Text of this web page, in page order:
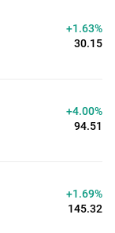
+1.67%
30.17
+4.00%
94.51
+1.68%
145.32